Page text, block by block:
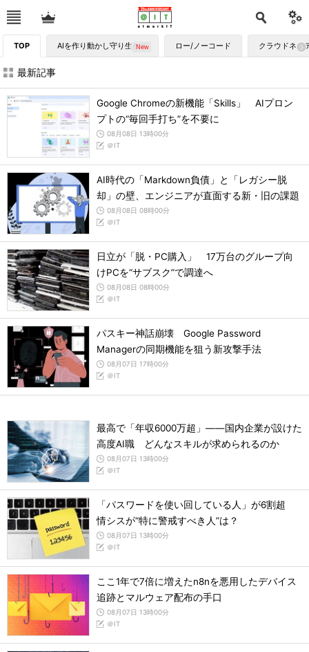
TOP AIを作り動かし守り生かす ロー/ノーコード クラウドネイ
最新記事
Google Chromeの新機能「Skills」 AIプロン
プトの“毎回手打ち”を不要に
08月08日 13時00分
＠IT
AI時代の「Markdown負債」と「レガシー脱
却」の壁、エンジニアが直面する新・旧の課題
08月08日 08時00分
＠IT
日立が「脱・PC購入」 17万台のグループ向
けPCを“サブスク”で調達へ
08月08日 08時00分
＠IT
パスキー神話崩壊 Google Password
Managerの同期機能を狙う新攻撃手法
08月07日 17時00分
＠IT
最高で「年収6000万超」――国内企業が設けた
高度AI職 どんなスキルが求められるのか
08月07日 13時00分
＠IT
「パスワードを使い回している人」が6割超
情シスが“特に警戒すべき人”は？
08月07日 13時00分
＠IT
ここ1年で7倍に増えたn8nを悪用したデバイス
追跡とマルウェア配布の手口
08月07日 13時00分
＠IT